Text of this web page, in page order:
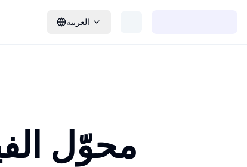
العربية
محوّل